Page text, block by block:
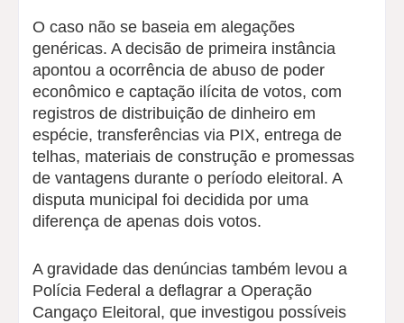
O caso não se baseia em alegações
genéricas. A decisão de primeira instância
apontou a ocorrência de abuso de poder
econômico e captação ilícita de votos, com
registros de distribuição de dinheiro em
espécie, transferências via PIX, entrega de
telhas, materiais de construção e promessas
de vantagens durante o período eleitoral. A
disputa municipal foi decidida por uma
diferença de apenas dois votos.
A gravidade das denúncias também levou a
Polícia Federal a deflagrar a Operação
Cangaço Eleitoral, que investigou possíveis